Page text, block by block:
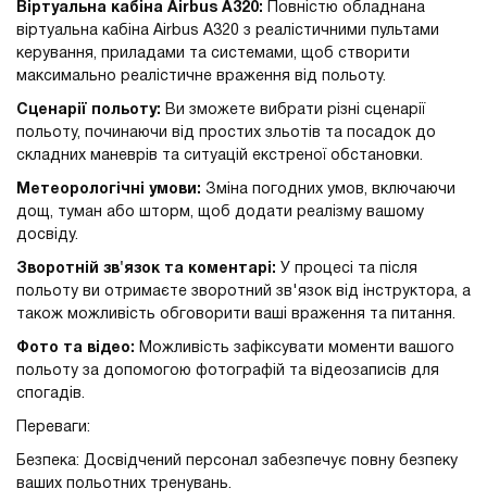
Віртуальна кабіна Airbus A320:
Повністю обладнана
віртуальна кабіна Airbus A320 з реалістичними пультами
керування, приладами та системами, щоб створити
максимально реалістичне враження від польоту.
Сценарії польоту: Ви зможете вибрати різні сценарії
польоту, починаючи від простих зльотів та посадок до
складних маневрів та ситуацій екстреної обстановки.
Метеорологічні умови: Зміна погодних умов, включаючи
дощ, туман або шторм, щоб додати реалізму вашому
досвіду.
Зворотній зв'язок та коментарі: У процесі та після
польоту ви отримаєте зворотний зв'язок від інструктора, а
також можливість обговорити ваші враження та питання.
Фото та відео: Можливість зафіксувати моменти вашого
польоту за допомогою фотографій та відеозаписів для
спогадів.
Переваги:
Безпека: Досвідчений персонал забезпечує повну безпеку
ваших польотних тренувань.